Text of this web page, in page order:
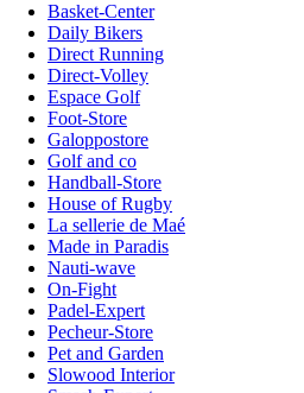
Basket-Center
Daily Bikers
Direct Running
Direct-Volley
Espace Golf
Foot-Store
Galoppostore
Golf and co
Handball-Store
House of Rugby
La sellerie de Maé
Made in Paradis
Nauti-wave
On-Fight
Padel-Expert
Pecheur-Store
Pet and Garden
Slowood Interior